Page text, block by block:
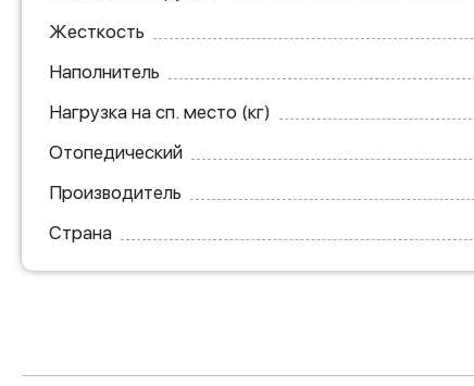
Жесткость
Наполнитель
Нагрузка на сп. место (кг)
Отопедический
Производитель
Страна